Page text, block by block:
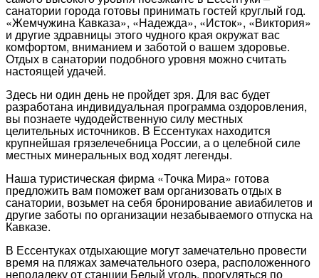
санатории города готовы принимать гостей круглый год.
«Жемчужина Кавказа», «Надежда», «Исток», «Виктория»
и другие здравницы этого чудного края окружат вас
комфортом, вниманием и заботой о вашем здоровье.
Отдых в санатории подобного уровня можно считать
настоящей удачей.
Здесь ни один день не пройдет зря. Для вас будет
разработана индивидуальная программа оздоровления,
вы познаете чудодейственную силу местных
целительных источников. В Ессентуках находится
крупнейшая грязелечебница России, а о целебной силе
местных минеральных вод ходят легенды.
Наша туристическая фирма «Точка Мира» готова
предложить вам поможет вам организовать отдых в
санатории, возьмет на себя бронирование авиабилетов и
другие заботы по организации незабываемого отпуска на
Кавказе.
В Ессентуках отдыхающие могут замечательно провести
время на пляжах замечательного озера, расположенного
неподалеку от станции Белый уголь, прогуляться по